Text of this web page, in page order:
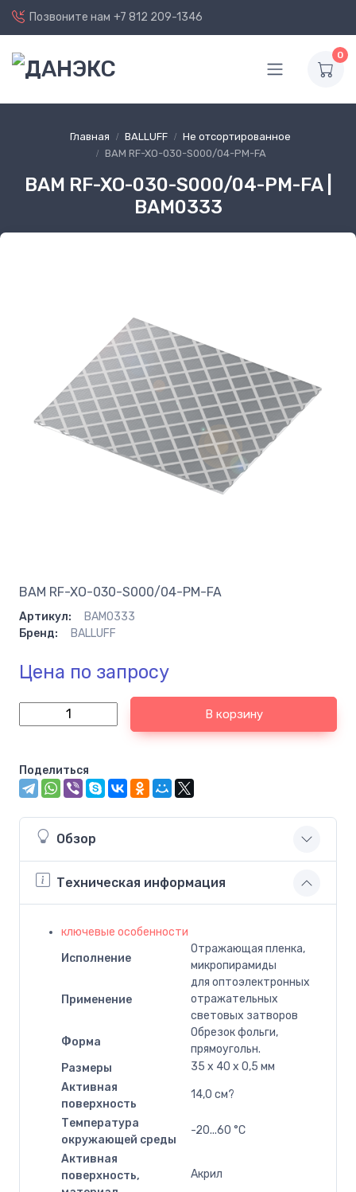
Позвоните нам +7 812 209-1346
0
Главная BALLUFF
Не отсортированное
BAM RF-XO-030-S000/04-PM-FA
BAM RF-XO-030-S000/04-PM-FA |
BAM0333
BAM RF-XO-030-S000/04-PM-FA
Артикул:
BAM0333
Бренд:
BALLUFF
Цена по запросу
В корзину
Поделиться
Обзор
Техническая информация
ключевые особенности
Исполнение
Отражающая пленка,
микропирамиды
Применение
для оптоэлектронных
отражательных
световых затворов
Форма
Обрезок фольги,
прямоугольн.
Размеры
35 x 40 x 0,5 мм
Активная
поверхность
14,0 см?
Температура
окружающей среды
-20...60 °C
Активная
поверхность,
Акрил